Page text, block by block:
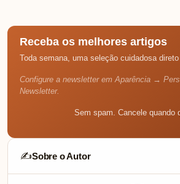
Receba os melhores artigos
Toda semana, uma seleção cuidadosa
Configure a newsletter em Aparência →
Newsletter.
Sem spam. Cancele quando
✍️Sobre o Autor